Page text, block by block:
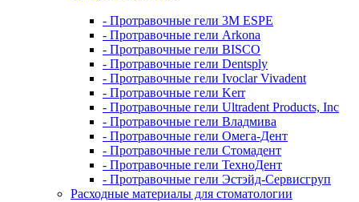
- Протравочные гели 3М ESPE
- Протравочные гели Arkona
- Протравочные гели BISCO
- Протравочные гели Dentsply
- Протравочные гели Ivoclar Vivadent
- Протравочные гели Kerr
- Протравочные гели Ultradent Products, Inc
- Протравочные гели Владмива
- Протравочные гели Омега-Дент
- Протравочные гели Стомадент
- Протравочные гели ТехноДент
- Протравочные гели Эстэйд-Сервисгруп
Расходные материалы для стоматологии